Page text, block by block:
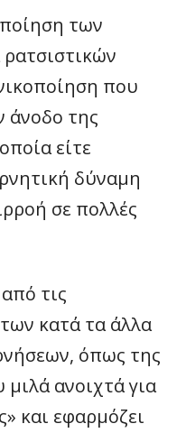
των
που
άνοδο της
είτε
δύναμη
σε πολλές
τις
των κατά τα άλλα
όπως της
ανοιχτά για
και εφαρμόζει